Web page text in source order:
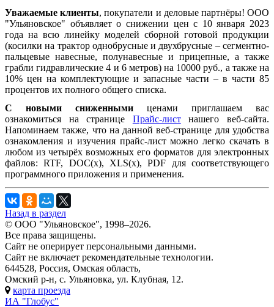
Уважаемые клиенты, покупатели и деловые партнёры! ООО
"Ульяновское" объявляет о снижении цен с 10 января 2023
года на всю линейку моделей сборной готовой продукции
(косилки на трактор однобрусные и двухбрусные – сегментно-
пальцевые навесные, полунавесные и прицепные, а также
грабли гидравлические 4 и 6 метров) на 10000 руб., а также на
10% цен на комплектующие и запасные части – в части 85
процентов их полного общего списка.
С новыми сниженными ценами приглашаем вас
ознакомиться на странице Прайс-листнашего веб-сайта.
Напоминаем также, что на данной веб-странице для удобства
ознакомления и изучения прайс-лист можно легко скачать в
любом из четырёх возможных его форматов для электронных
файлов: RTF, DOC(x), XLS(x), PDF для соответствующего
программного приложения и применения.
Назад в раздел
© ООО "Ульяновское", 1998–2026.
Все права защищены.
Сайт не оперирует персональными данными.
Сайт не включает рекомендательные технологии.
644528, Россия, Омская область,
Омский р-н, с. Ульяновка, ул. Клубная, 12.
карта проезда
ИА "Глобус"